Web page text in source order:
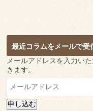
最近コラムをメールで受
メールアドレスを入力い
きます。
メ
ー
ル
ア
申し込む